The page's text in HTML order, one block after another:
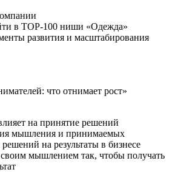
в ТOP-100 ниши «Одежда»
развития и масштабирования
что отнимает рост»
на принятие решений
мышления и принимаемых
на результаты в бизнесе
своим мышлением так, чтобы получать